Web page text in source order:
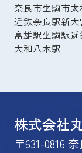
奈良市生駒市
近鉄奈良駅新大
富雄駅生駒駅近
大和八木駅
株式会社
〒631-0816